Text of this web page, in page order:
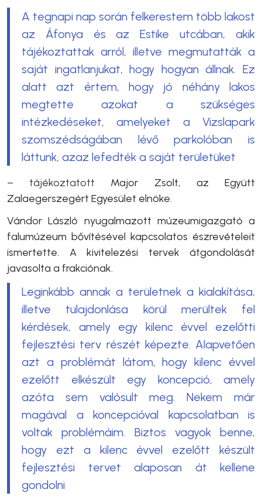
A tegnapi nap során felkerestem több lakost
az Áfonya és az Estike utcában, akik
tájékoztattak arról, illetve megmutatták a
saját ingatlanjukat, hogy hogyan állnak. Ez
alatt azt értem, hogy jó néhány lakos
megtette azokat a szükséges
intézkedéseket, amelyeket a Vizslapark
szomszédságában lévő parkolóban is
láttunk, azaz lefedték a saját területüket
– tájékoztatott Major Zsolt, az Együtt
Zalaegerszegért Egyesület elnöke.
Vándor László nyugalmazott múzeumigazgató a
falumúzeum bővítésével kapcsolatos észrevételeit
ismertette. A kivitelezési tervek átgondolását
javasolta a frakciónak.
Leginkább annak a területnek a kialakítása,
illetve tulajdonlása körül merültek fel
kérdések, amely egy kilenc évvel ezelőtti
fejlesztési terv részét képezte. Alapvetően
azt a problémát látom, hogy kilenc évvel
ezelőtt elkészült egy koncepció, amely
azóta sem valósult meg. Nekem már
magával a koncepcióval kapcsolatban is
voltak problémáim. Biztos vagyok benne,
hogy ezt a kilenc évvel ezelőtt készült
fejlesztési tervet alaposan át kellene
gondolni